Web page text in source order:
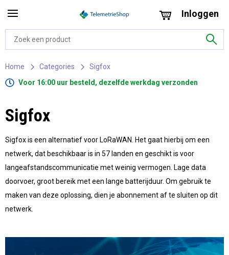
Inloggen
Home Categories
Sigfox
Voor 16:00 uur besteld, dezelfde werkdag verzonden
Sigfox
Sigfox is een alternatief voor LoRaWAN. Het gaat hierbij om een
netwerk, dat beschikbaar is in 57 landen en geschikt is voor
langeafstandscommunicatie met weinig vermogen. Lage data
doorvoer, groot bereik met een lange batterijduur. Om gebruik te
maken van deze oplossing, dien je abonnement af te sluiten op dit
netwerk.